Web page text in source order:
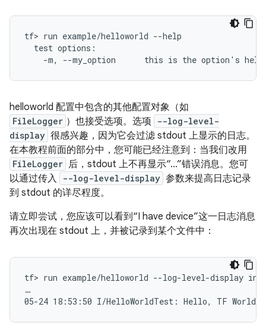
tf> run example/helloworld --help
  test options:
helloworld 配置中包含的其他配置对象（如
FileLogger ）也接受选项。选项
--log-level-
display 很感兴趣，因为它会过滤 stdout 上显示的日志。
在本教程前面的部分中，您可能已经注意到：当我们改用
FileLogger 后，stdout 上不再显示“...”错误消息。您可
以通过传入
--log-level-display 参数来提高日志记录
到 stdout 的详尽程度。
请立即尝试，您应该可以看到“I have device”这一日志消息
再次出现在 stdout 上，并被记录到某个文件中：
tf> run example/helloworld --log-level-display
…